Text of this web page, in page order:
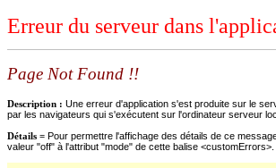
Erreur du serveur dans
Page Not Found !!
Description : Une erreur d'application s'est produite sur le
par les navigateurs qui s'exécutent sur l'ordinateur serveur
Détails = Pour permettre l'affichage des détails de ce
valeur "off" à l'attribut "mode" de cette balise <customErrors>.